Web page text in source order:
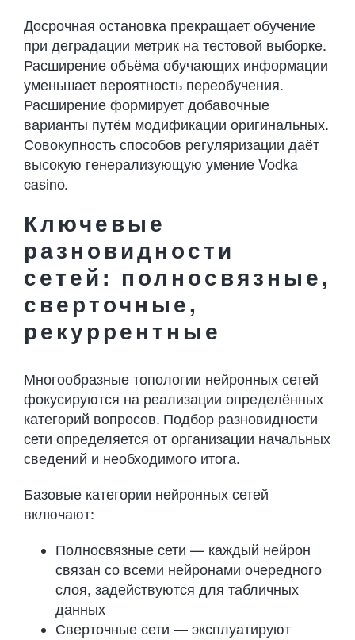
Досрочная остановка прекращает обучение
при деградации метрик на тестовой выборке.
Расширение объёма обучающих информации
уменьшает вероятность переобучения.
Расширение формирует добавочные
варианты путём модификации оригинальных.
Совокупность способов регуляризации даёт
высокую генерализующую умение Vodka
casino.
Ключевые
разновидности
сетей: полносвязные,
сверточные,
рекуррентные
Многообразные топологии нейронных сетей
фокусируются на реализации определённых
категорий вопросов. Подбор разновидности
сети определяется от организации начальных
сведений и необходимого итога.
Базовые категории нейронных сетей
включают:
Полносвязные сети — каждый нейрон
связан со всеми нейронами очередного
слоя, задействуются для табличных
данных
Сверточные сети — эксплуатируют